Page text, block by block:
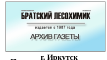
г. Иркутск